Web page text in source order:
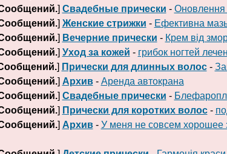
] Свадебные прически - Оновлення
] Женские стрижки - Ефективна мазь
] Вечерние прически - Крем від
] Уход за кожей - грибок ногтей
] Прически для длинных волос-
] Архив- Аренда автокрана
] Свадебные прически -
] Прически для коротких волос-
] Архив- У меня не совсем хорошее